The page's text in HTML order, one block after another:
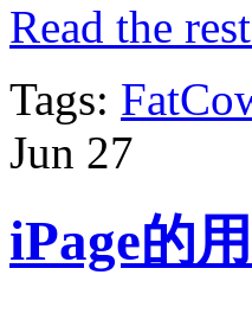
Read the
Tags:
Jun 27
iPage的